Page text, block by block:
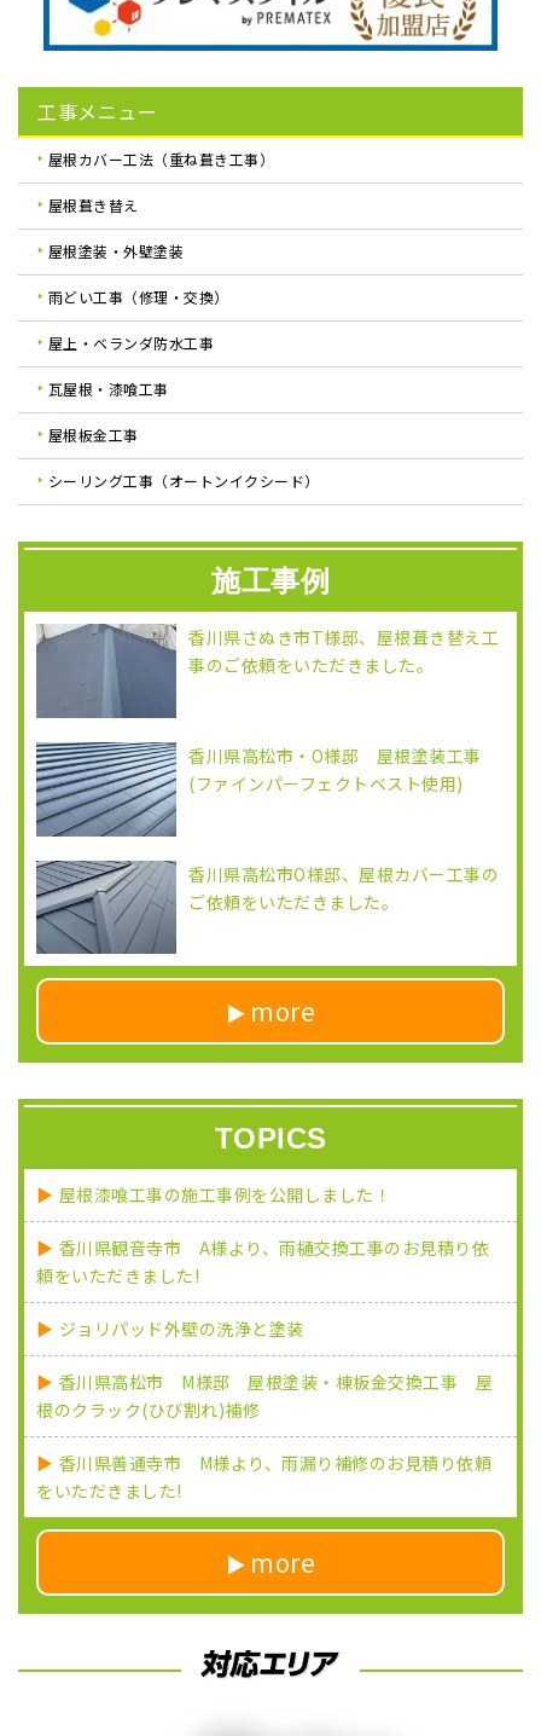
工事メニュー
屋根カバー工法（重ね葺き工事）
屋根葺き替え
屋根塗装・外壁塗装
雨どい工事（修理・交換）
屋上・ベランダ防水工事
瓦屋根・漆喰工事
屋根板金工事
シーリング工事（オートンイクシード）
施工事例
香川県さぬき市T様邸、屋根葺き替え工
事のご依頼をいただきました。
香川県高松市・O様邸 屋根塗装工事
(ファインパーフェクトベスト使用)
香川県高松市O様邸、屋根カバー工事の
ご依頼をいただきました。
more
TOPICS
屋根漆喰工事の施工事例を公開しました！
香川県観音寺市 A様より、雨樋交換工事のお見積り依
頼をいただきました!
ジョリパッド外壁の洗浄と塗装
香川県高松市 M様邸 屋根塗装・棟板金交換工事 屋
根のクラック(ひび割れ)補修
香川県善通寺市 M様より、雨漏り補修のお見積り依頼
をいただきました!
more